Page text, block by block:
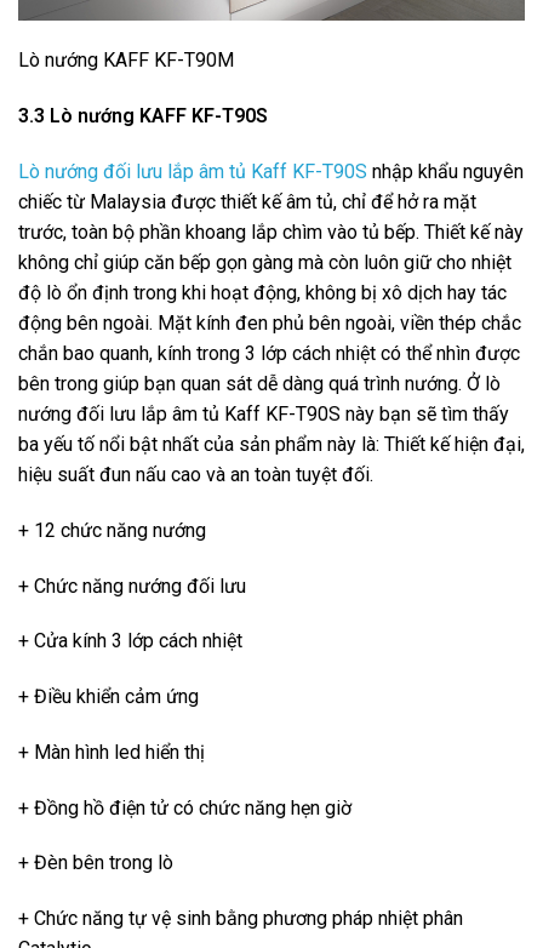
Lò nướng KAFF KF-T90M
3.3 Lò nướng KAFF KF-T90S
Lò nướng đối lưu lắp âm tủ Kaff KF-T90S nhập khẩu nguyên
chiếc từ Malaysia được thiết kế âm tủ, chỉ để hở ra mặt
trước, toàn bộ phần khoang lắp chìm vào tủ bếp. Thiết kế này
không chỉ giúp căn bếp gọn gàng mà còn luôn giữ cho nhiệt
độ lò ổn định trong khi hoạt động, không bị xô dịch hay tác
động bên ngoài. Mặt kính đen phủ bên ngoài, viền thép chắc
chắn bao quanh, kính trong 3 lớp cách nhiệt có thể nhìn được
bên trong giúp bạn quan sát dễ dàng quá trình nướng. Ở lò
nướng đối lưu lắp âm tủ Kaff KF-T90S này bạn sẽ tìm thấy
ba yếu tố nổi bật nhất của sản phẩm này là: Thiết kế hiện đại,
hiệu suất đun nấu cao và an toàn tuyệt đối.
+ 12 chức năng nướng
+ Chức năng nướng đối lưu
+ Cửa kính 3 lớp cách nhiệt
+ Điều khiển cảm ứng
+ Màn hình led hiển thị
+ Đồng hồ điện tử có chức năng hẹn giờ
+ Đèn bên trong lò
+ Chức năng tự vệ sinh bằng phương pháp nhiệt phân